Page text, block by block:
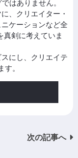
はありません。
、クリエイター・
ケーションなど全
真剣に考えていま
にし、クリエイテ
す。
次の記事へ